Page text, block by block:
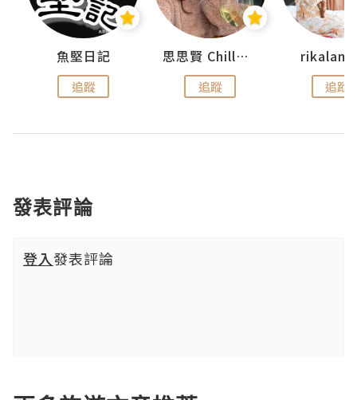
魚堅日記
追蹤
思思賢 ChillMyBabe
追蹤 追蹤
發表評論
登入發表評論